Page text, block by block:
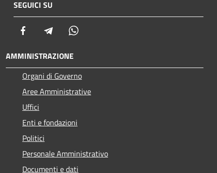
SEGUICI SU
Facebook Telegram
AMMINISTRAZIONE
Organi di Governo
Aree Amministrative
Uffici
Enti e fondazioni
Politici
Personale Amministrativo
Documenti e dati